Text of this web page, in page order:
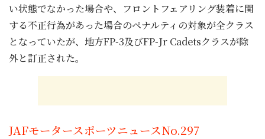
い状態でなかった場合や、フロントフェアリング装着に関
する不正行為があった場合のペナルティの対象が全クラス
となっていたが、地方FP-3及びFP-Jr Cadetsクラスが除
外と訂正された。
JAFモータースポーツニュースNo.297